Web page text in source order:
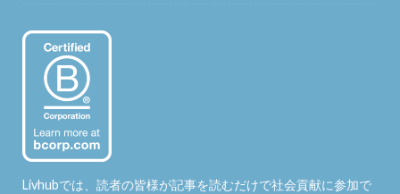
Livhubでは、読者の皆様が記事を読むだけで社会貢献に参加で